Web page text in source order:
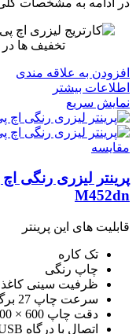
در ادامه به مشخصات کلی
تخفیف ها در
افزودن به علاقه مندی
اطلاعات بیشتر
نمایش سریع
مقايسه
M452dn
قابلیت های این پرینتر
تک کاره
چاپ رنگی
ظرفیت سینی کاغذ 250+50 برگی
سرعت چاپ 27 برگ در دقیقه
دقت چاپ 600 × 600 dpi
اتصال با درگاه USB و شبکه